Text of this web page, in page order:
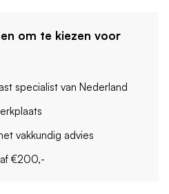
om te kiezen voor
specialist van Nederland
vakkundig advies
€200,-